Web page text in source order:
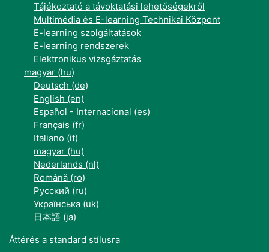
Tájékoztató a távoktatási lehetőségekről
Multimédia és E-learning Technikai Központ
E-learning szolgáltatások
E-learning rendszerek
Elektronikus vizsgáztatás
magyar ‎(hu)‎
Deutsch ‎(de)‎
English ‎(en)‎
Español - Internacional ‎(es)‎
Français ‎(fr)‎
Italiano ‎(it)‎
magyar ‎(hu)‎
Nederlands ‎(nl)‎
Română ‎(ro)‎
Русский ‎(ru)‎
Українська ‎(uk)‎
日本語 ‎(ja)‎
Áttérés a standard stílusra